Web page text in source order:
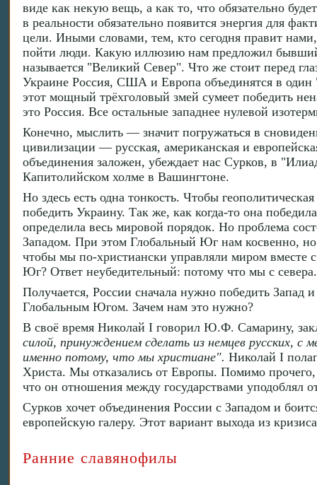
виде как некую вещь, а как то, что обязательно
в реальности обязательно появится энергия для
цели. Иными словами, тем, кто сегодня правит
пойти люди. Какую иллюзию нам предложил бывший
называется "Великий Север". Что же стоит перед
Украине Россия, США и Европа объединятся в один
этот мощный трёхголовый змей сумеет победить
это Россия. Все остальные западнее нулевой
Конечно, мыслить — значит погружаться в
цивилизации — русская, американская и
объединения заложен, убеждает нас Сурков, в
Капитолийском холме в Вашингтоне.
Но здесь есть одна тонкость. Чтобы
победить Украину. Так же, как когда-то она
определила весь мировой порядок. Но проблема
Западом. При этом Глобальный Юг нам косвенно, но
чтобы мы по-христиански управляли миром вместе
Юг? Ответ неубедительный: потому что мы с севера.
Получается, России сначала нужно победить Запад
Глобальным Югом. Зачем нам это нужно?
В своё время Николай I говорил Ю.Ф. Самарину,
силой, принуждением сделать из немцев русских,
именно потому, что мы христиане". Николай I
Христа. Мы отказались от Европы. Помимо
что он отношения между государствами
Сурков хочет объединения России с Западом и
европейскую галеру. Этот вариант выхода из
Ранние славянофилы